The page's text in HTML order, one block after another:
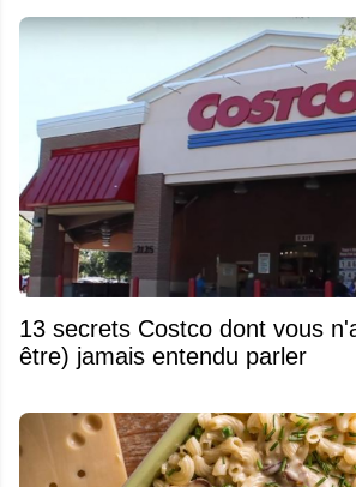
13 secrets Costco dont vous
être) jamais entendu parler